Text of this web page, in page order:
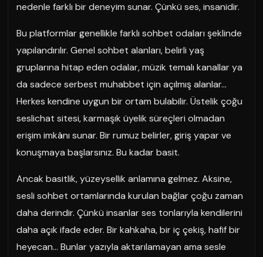
nedenle farklı bir deneyim sunar. Çünkü ses, insanidir.
Bu platformlar genellikle farklı sohbet odaları şeklinde
yapılandırılır. Genel sohbet alanları, belirli yaş
gruplarına hitap eden odalar, müzik temalı kanallar ya
da sadece serbest muhabbet için açılmış alanlar…
Herkes kendine uygun bir ortam bulabilir. Üstelik çoğu
seslichat sitesi, karmaşık üyelik süreçleri olmadan
erişim imkânı sunar. Bir rumuz belirler, giriş yapar ve
konuşmaya başlarsınız. Bu kadar basit.
Ancak basitlik, yüzeysellik anlamına gelmez. Aksine,
sesli sohbet ortamlarında kurulan bağlar çoğu zaman
daha derindir. Çünkü insanlar ses tonlarıyla kendilerini
daha açık ifade eder. Bir kahkaha, bir iç çekiş, hafif bir
heyecan… Bunlar yazıyla aktarılamayan ama sesle